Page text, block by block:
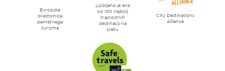
Evropska
prestolnica
pametnega
turizma
Ljubljana je ena
od 100 najbolj
trajnostnih
destinacij na
svetu
City Destinations
Alliance